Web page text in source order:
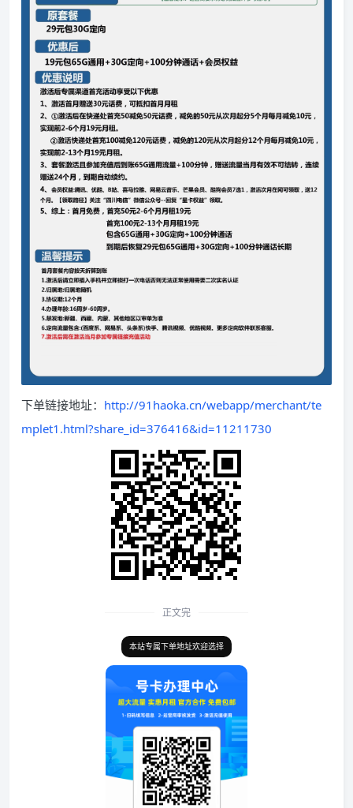
下单链接地址： http://91haoka.cn/webapp/merchant/te
mplet1.html?share_id=376416&id=11211730
正文完
本站专属下单地址欢迎选择